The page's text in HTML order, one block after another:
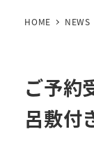
HOME NEWS
ご予約
呂敷付